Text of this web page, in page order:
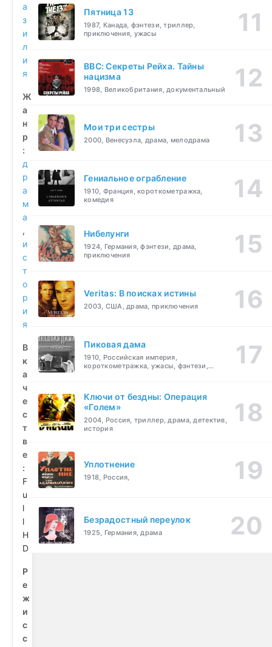
а
з
и
л
и
я
Ж
а
н
р
:
д
р
а
м
а
,
и
с
т
о
р
и
я
В
к
а
ч
е
с
т
в
е
:
F
u
l
l
H
D
Р
е
ж
и
с
с
Пятница 13
1987, Канада, фэнтези, триллер,
приключения, ужасы
BBC: Секреты Рейха. Тайны
нацизма
1998, Великобритания, документальный
Мои три сестры
2000, Венесуэла, драма, мелодрама
Гениальное ограбление
1910, Франция, короткометражка,
комедия
Нибелунги
1924, Германия, фэнтези, драма,
приключения
Veritas: В поисках истины
2003, США, драма, приключения
Пиковая дама
1910, Российская империя,
короткометражка, ужасы, фэнтези,
Ключи от бездны: Операция
«Голем»
2004, Россия, триллер, драма, детектив,
история
Уплотнение
1918, Россия,
Безрадостный переулок
1925, Германия, драма